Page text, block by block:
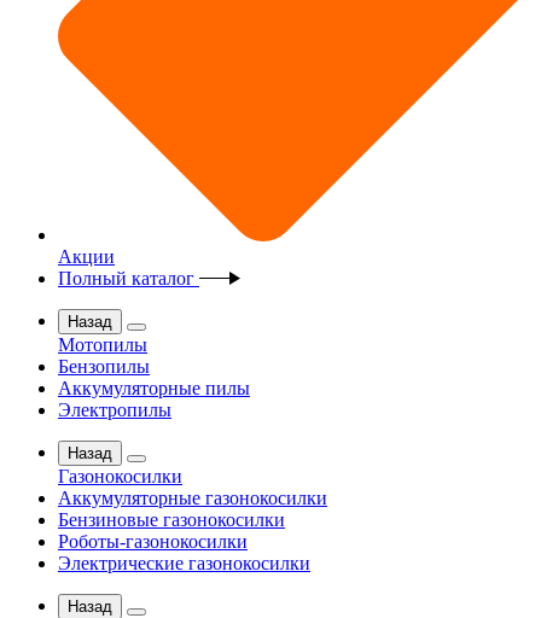
Акции
Полный каталог
Назад
Мотопилы
Бензопилы
Аккумуляторные пилы
Электропилы
Назад
Газонокосилки
Аккумуляторные газонокосилки
Бензиновые газонокосилки
Роботы-газонокосилки
Электрические газонокосилки
Назад